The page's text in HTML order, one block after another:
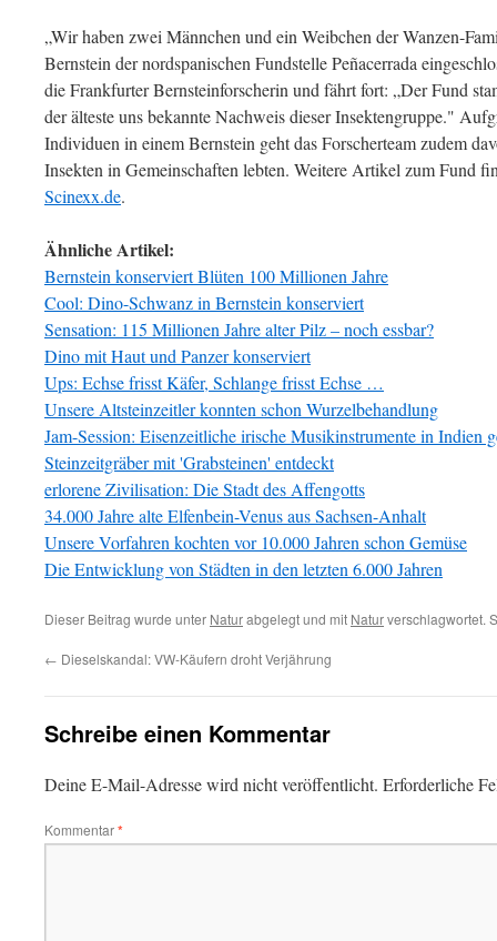
„Wir haben zwei Männchen und ein Weibchen der Wanzen-
Bernstein der nordspanischen Fundstelle Peñacerrada
die Frankfurter Bernsteinforscherin und fährt fort: „Der Fund
der älteste uns bekannte Nachweis dieser Insektengruppe."
Individuen in einem Bernstein geht das Forscherteam zudem
Insekten in Gemeinschaften lebten. Weitere Artikel zum Fund
Scinexx.de.
Ähnliche Artikel:
Bernstein konserviert Blüten 100 Millionen Jahre
Cool: Dino-Schwanz in Bernstein konserviert
Sensation: 115 Millionen Jahre alter Pilz – noch essbar?
Dino mit Haut und Panzer konserviert
Ups: Echse frisst Käfer, Schlange frisst Echse …
Unsere Altsteinzeitler konnten schon Wurzelbehandlung
Jam-Session: Eisenzeitliche irische Musikinstrumente in Indien
Steinzeitgräber mit 'Grabsteinen' entdeckt
erlorene Zivilisation: Die Stadt des Affengotts
34.000 Jahre alte Elfenbein-Venus aus Sachsen-Anhalt
Unsere Vorfahren kochten vor 10.000 Jahren schon Gemüse
Die Entwicklung von Städten in den letzten 6.000 Jahren
Dieser Beitrag wurde unter Naturabgelegt und mit Naturverschlagwortet.
← Dieselskandal: VW-Käufern droht Verjährung
Schreibe einen Kommentar
Deine E-Mail-Adresse wird nicht veröffentlicht. Erforderliche
Kommentar*